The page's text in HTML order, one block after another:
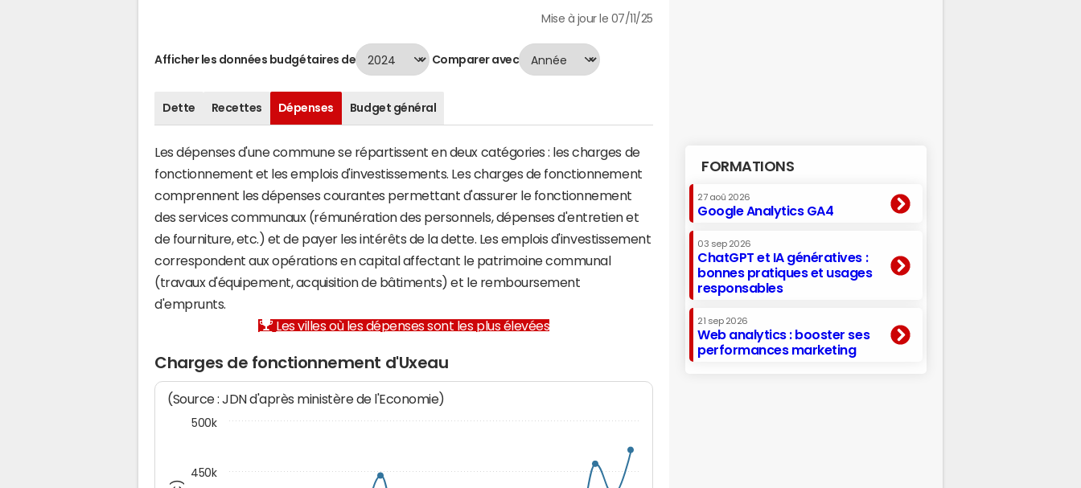
Mise à jour le 07/11/25
Afficher les données budgétaires de Comparer avec
Dette Recettes Dépenses Budget général
Les dépenses d'une commune se répartissent en deux catégories : les charges de
fonctionnement et les emplois d'investissements. Les charges de fonctionnement
comprennent les dépenses courantes permettant d'assurer le fonctionnement
des services communaux (rémunération des personnels, dépenses d'entretien et
de fourniture, etc.) et de payer les intérêts de la dette. Les emplois d'investissement
correspondent aux opérations en capital affectant le patrimoine communal
(travaux d'équipement, acquisition de bâtiments) et le remboursement
d'emprunts.
Les villes où les dépenses sont les plus élevées
Charges de fonctionnement d'Uxeau
(Source : JDN d'après ministère de l'Economie)
450k
500k
FORMATIONS
27 aoû 2026
Google Analytics GA4
03 sep 2026
ChatGPT et IA génératives :
bonnes pratiques et usages
responsables
21 sep 2026
Web analytics : booster ses
performances marketing